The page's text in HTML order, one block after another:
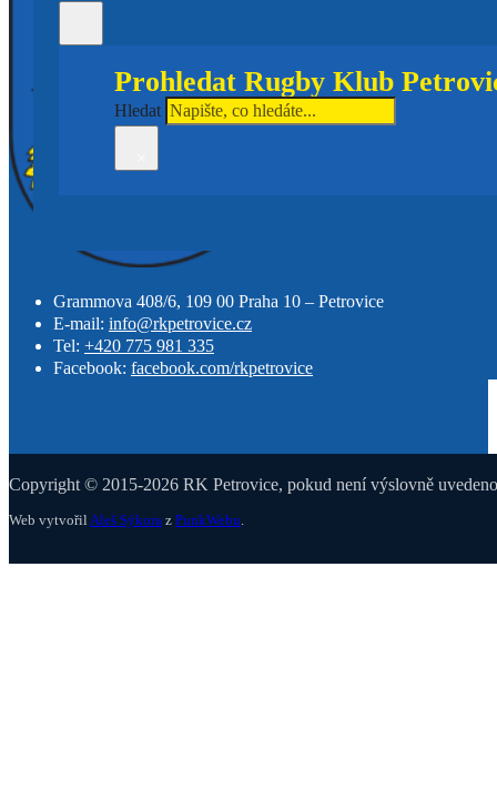
Prohledat Rugby Klub
Hledat
Grammova 408/6, 109 00 Praha 10 – Petrovice
E-mail: info@rkpetrovice.cz
Tel: +420 775 981 335
Facebook: facebook.com/rkpetrovice
Copyright © 2015-2026 RK Petrovice, pokud není výslovně
Web vytvořil Aleš Sýkora z PunkWebu